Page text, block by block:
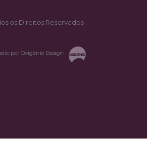
os Direitos Reservados
por Oxigênio Design